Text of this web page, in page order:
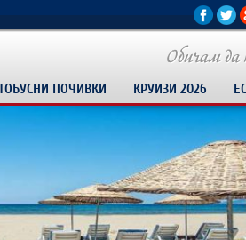
ПОЧИВКИ КРУИЗИ 2026